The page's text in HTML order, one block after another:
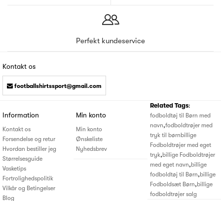
Perfekt kundeservice
Kontakt os
footballshirtssport@gmail.com
Information
Kontakt os
Forsendelse og retur
Hvordan bestiller jeg
Størrelsesguide
Vasketips
Fortrolighedspolitik
Vilkår og Betingelser
Blog
Min konto
Min konto
Ønskeliste
Nyhedsbrev
Related Tags:
fodboldtøj til Børn med
navn,fodboldtrøjer med
tryk til børnbillige
Fodboldtrøjer med eget
tryk,billige Fodboldtrøjer
med eget navn,billige
fodboldtøj til Børn,billige
Fodboldsæt Børn,billige
fodboldtrøjer salg